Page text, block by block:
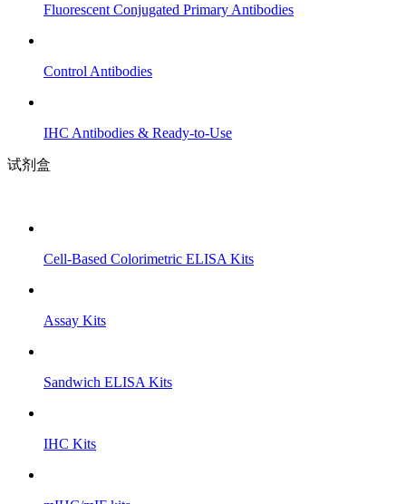
Fluorescent Conjugated Primary Antibodies
Control Antibodies
IHC Antibodies & Ready-to-Use
试剂盒
Cell-Based Colorimetric ELISA Kits
Assay Kits
Sandwich ELISA Kits
IHC Kits